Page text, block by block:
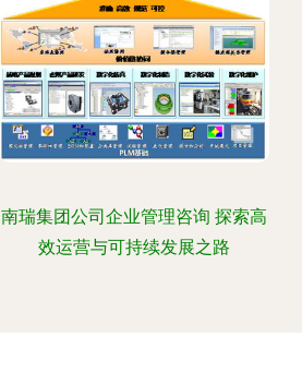
南瑞集团公司企业管理咨询 探索高
效运营与可持续发展之路